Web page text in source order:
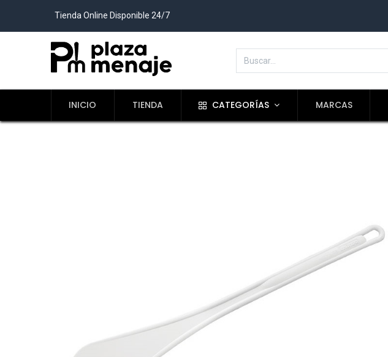
Tienda Online Disponible 24/7
INICIO TIENDA CATEGORÍAS MARCAS